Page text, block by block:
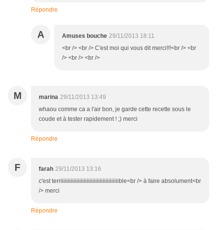
Répondre
A Amuses bouche 29/11/2013 18:11
<br /> <br /> C'est moi qui vous dit merci!!!<br /> <br
/> <br /> <br />
M marina 29/11/2013 13:49
whaou comme ca a l'air bon, je garde cette recette sous le
coude et à tester rapidement ! ;) merci
Répondre
F farah 29/11/2013 13:16
c'est terriiiiiiiiiiiiiiiiiiiiiiiiiiiiiiiiiiiiiiiible<br /> à faire absolument<br
/> merci
Répondre